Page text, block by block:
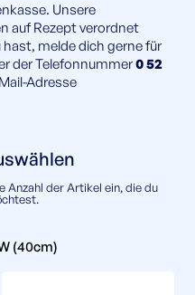
Unsere
auf Rezept verordnet
hast, melde dich gerne für
der Telefonnummer0 52
Adresse
Anzahl der Artikel ein, die du
(40cm)